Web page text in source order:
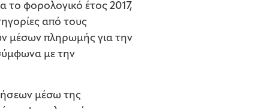
το φορολογικό έτος 2017,
από τους
μέσων πληρωμής για την
με την
μέσω της